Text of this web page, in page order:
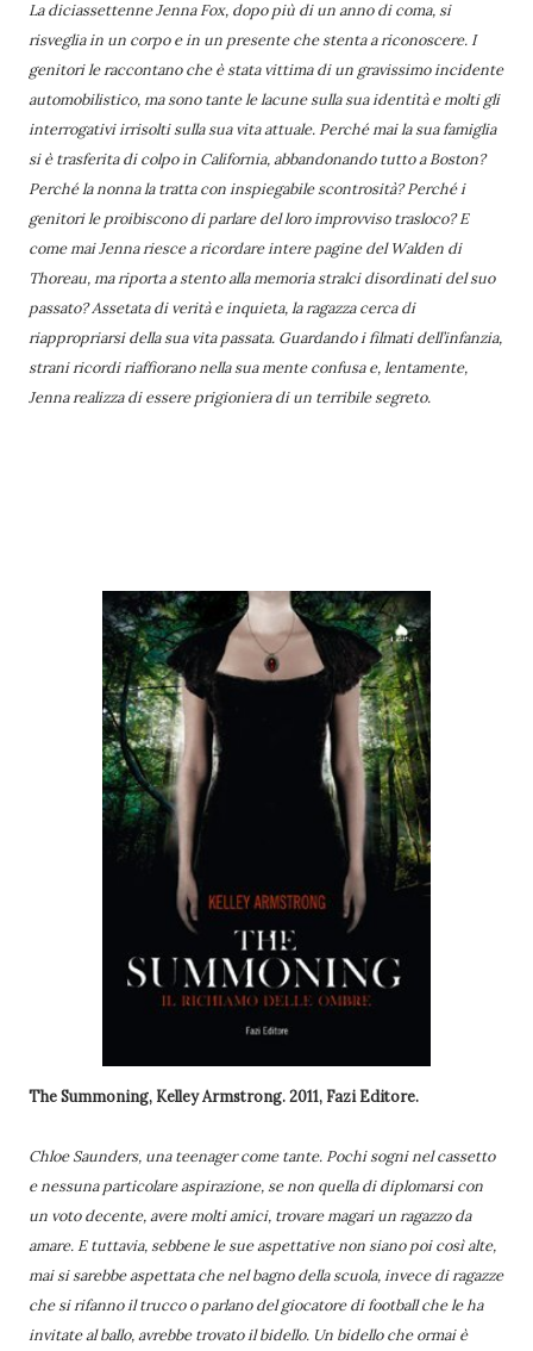
La diciassettenne Jenna Fox, dopo più di un anno di coma, si
risveglia in un corpo e in un presente che stenta a riconoscere. I
genitori le raccontano che è stata vittima di un gravissimo incidente
automobilistico, ma sono tante le lacune sulla sua identità e molti gli
interrogativi irrisolti sulla sua vita attuale. Perché mai la sua famiglia
si è trasferita di colpo in California, abbandonando tutto a Boston?
Perché la nonna la tratta con inspiegabile scontrosità? Perché i
genitori le proibiscono di parlare del loro improvviso trasloco? E
come mai Jenna riesce a ricordare intere pagine del Walden di
Thoreau, ma riporta a stento alla memoria stralci disordinati del suo
passato? Assetata di verità e inquieta, la ragazza cerca di
riappropriarsi della sua vita passata. Guardando i filmati dell’infanzia,
strani ricordi riaffiorano nella sua mente confusa e, lentamente,
Jenna realizza di essere prigioniera di un terribile segreto.
The Summoning, Kelley Armstrong. 2011, Fazi Editore.
Chloe Saunders, una teenager come tante. Pochi sogni nel cassetto
e nessuna particolare aspirazione, se non quella di diplomarsi con
un voto decente, avere molti amici, trovare magari un ragazzo da
amare. E tuttavia, sebbene le sue aspettative non siano poi così alte,
mai si sarebbe aspettata che nel bagno della scuola, invece di ragazze
che si rifanno il trucco o parlano del giocatore di football che le ha
invitate al ballo, avrebbe trovato il bidello. Un bidello che ormai è